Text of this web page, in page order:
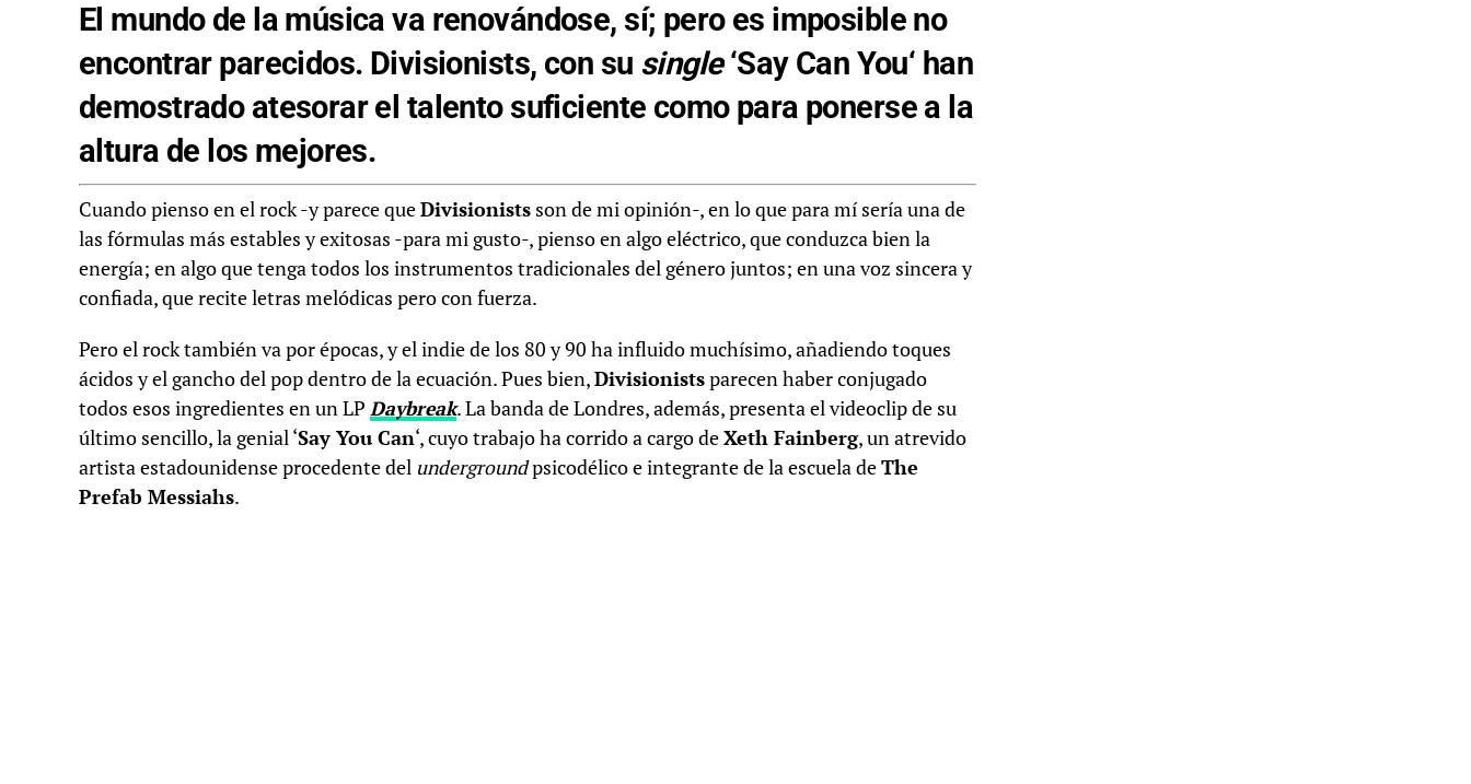
El mundo de la música va renovándose, sí; pero es imposible no
encontrar parecidos. Divisionists, con su single‘Say Can You‘ han
demostrado atesorar el talento suficiente como para ponerse a la
altura de los mejores.
Cuando pienso en el rock -y parece queDivisionists son de mi opinión-, en lo que para mí sería una de
las fórmulas más estables y exitosas -para mi gusto-, pienso en algo eléctrico, que conduzca bien la
energía; en algo que tenga todos los instrumentos tradicionales del género juntos; en una voz sincera y
confiada, que recite letras melódicas pero con fuerza.
Pero el rock también va por épocas, y el indie de los 80 y 90 ha influido muchísimo, añadiendo toques
ácidos y el gancho del pop dentro de la ecuación. Pues bien,Divisionistsparecen haber conjugado
todos esos ingredientes en un LP Daybreak. La banda de Londres, además, presenta el videoclip de su
último sencillo, la genial ‘Say You Can‘, cuyo trabajo ha corrido a cargo deXeth Fainberg, un atrevido
artista estadounidense procedente del undergroundpsicodélico e integrante de la escuela deThe
Prefab Messiahs.